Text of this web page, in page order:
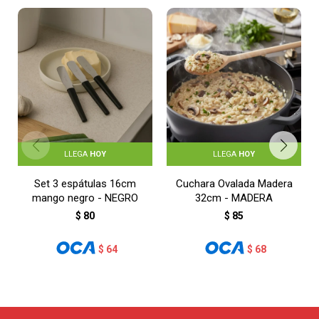
LLEGA HOY
Set 3 espátulas 16cm
mango negro - NEGRO
$ 80
$ 64
LLEGA HOY
Cuchara Ovalada Madera
32cm - MADERA
$ 85
$ 68